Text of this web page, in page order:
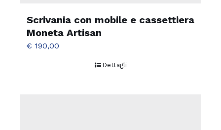
Scrivania con mobile e cassettiera
Moneta Artisan
€ 190,00
Dettagli